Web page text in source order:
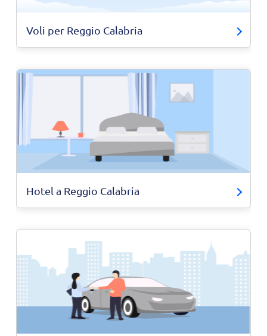
Voli per Reggio Calabria
Hotel a Reggio Calabria